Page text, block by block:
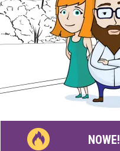
NOWE!